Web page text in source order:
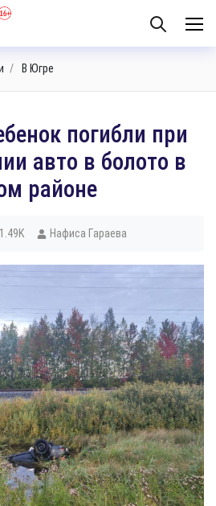
В Югре
погибли при
авто в болото в
районе
1.49K Нафиса Гараева